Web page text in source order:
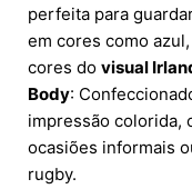
perfeita para
em cores como
cores do visual
Body:
impressão colorida,
ocasiões informais
rugby.